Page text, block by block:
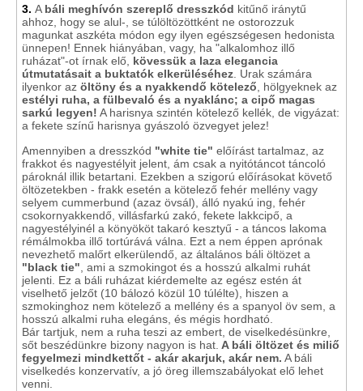
3. A báli meghívón szereplő dresszkód kitűnő iránytű
ahhoz, hogy se alul-, se túlöltözöttként ne ostorozzuk
magunkat aszkéta módon egy ilyen egészségesen hedonista
ünnepen! Ennek hiányában, vagy, ha "alkalomhoz illő
ruházat"-ot írnak elő, kövessük a laza elegancia
útmutatásait a buktatók elkerüléséhez . Urak számára
ilyenkor az öltöny és a nyakkendő kötelező , hölgyeknek az
estélyi ruha, a fülbevaló és a nyaklánc; a cipő magas
sarkú legyen! A harisnya szintén kötelező kellék, de vigyázat:
a fekete színű harisnya gyászoló özvegyet jelez!
Amennyiben a dresszkód "white tie" előírást tartalmaz, az
frakkot és nagyestélyit jelent, ám csak a nyitótáncot táncoló
pároknál illik betartani. Ezekben a szigorú előírásokat követő
öltözetekben - frakk esetén a kötelező fehér mellény vagy
selyem cummerbund (azaz övsál), álló nyakú ing, fehér
csokornyakkendő, villásfarkú zakó, fekete lakkcipő, a
nagyestélyinél a könyököt takaró kesztyű - a táncos lakoma
rémálmokba illő tortúrává válna. Ezt a nem éppen aprónak
nevezhető malőrt elkerülendő, az általános báli öltözet a
"black tie" , ami a szmokingot és a hosszú alkalmi ruhát
jelenti. Ez a báli ruházat kiérdemelte az egész estén át
viselhető jelzőt (10 bálozó közül 10 túlélte), hiszen a
szmokinghoz nem kötelező a mellény és a spanyol öv sem, a
hosszú alkalmi ruha elegáns, és mégis hordható.
Bár tartjuk, nem a ruha teszi az embert, de viselkedésünkre,
sőt beszédünkre bizony nagyon is hat. A báli öltözet és miliő
fegyelmezi mindkettőt - akár akarjuk, akár nem. A báli
viselkedés konzervatív, a jó öreg illemszabályokat elő lehet
venni.